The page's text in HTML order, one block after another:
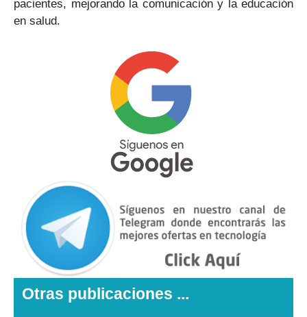
pacientes, mejorando la comunicación y la educación
en salud.
Otras publicaciones ...